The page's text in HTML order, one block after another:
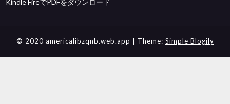
Kindle FireでPDFをダウンロード
© 2020 americalibzqnb.web.app | Theme: Simple Blogily